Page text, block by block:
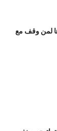
لمن وقف مع